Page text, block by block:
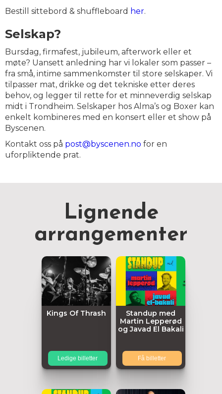
Bestill sittebord & shuffleboard her.
Selskap?
Bursdag, firmafest, jubileum, afterwork eller et
møte? Uansett anledning har vi lokaler som passer –
fra små, intime sammenkomster til store selskaper. Vi
tilpasser mat, drikke og det tekniske etter deres
behov, og legger til rette for et minneverdig selskap
midt i Trondheim. Selskaper hos Alma’s og Boxer kan
enkelt kombineres med en konsert eller et show på
Byscenen.
Kontakt oss på post@byscenen.no for en
uforpliktende prat.
Lignende
arrangementer
Kings Of Thrash
Ledige billetter
Standup med
Martin Lepperød
og Javad El Bakali
Få billetter